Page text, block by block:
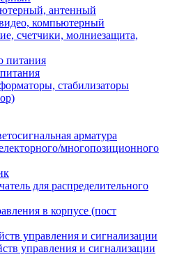
антенный
компьютерный
счетчики, молниезащита,
питания
стабилизаторы
арматура
многопозиционного
для распределительного
в корпусе (пост
управления и сигнализации
управления и сигнализации